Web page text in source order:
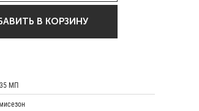
В КОРЗИНУ
МП